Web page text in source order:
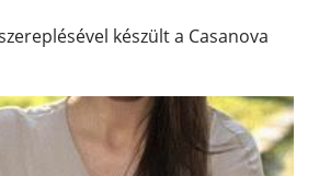
készült a Casanova